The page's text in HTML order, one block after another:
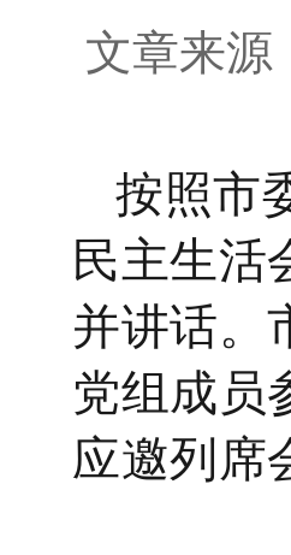
文章来
按照市
民主生活
并讲话。
党组成员
应邀列席